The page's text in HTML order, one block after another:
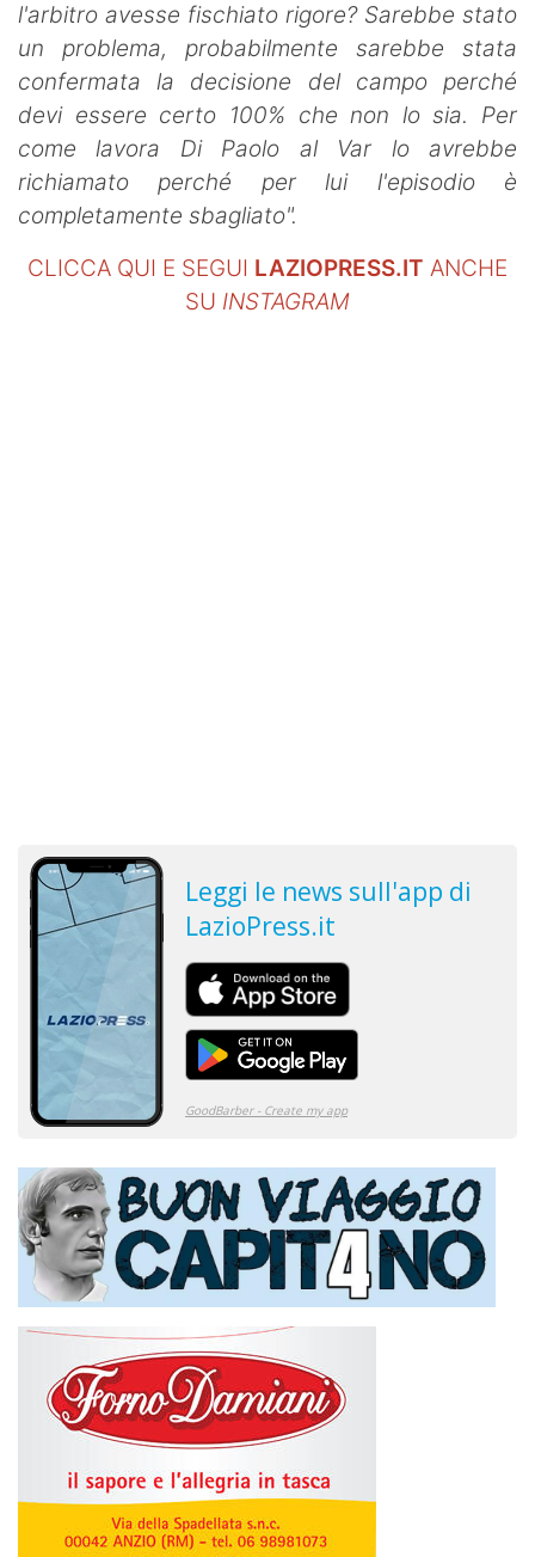
l'arbitro avesse fischiato rigore? Sarebbe stato
un problema, probabilmente sarebbe stata
confermata la decisione del campo perché
devi essere certo 100% che non lo sia. Per
come lavora Di Paolo al Var lo avrebbe
richiamato perché per lui l'episodio è
completamente sbagliato".
CLICCA QUI E SEGUI LAZIOPRESS.IT ANCHE
SU INSTAGRAM